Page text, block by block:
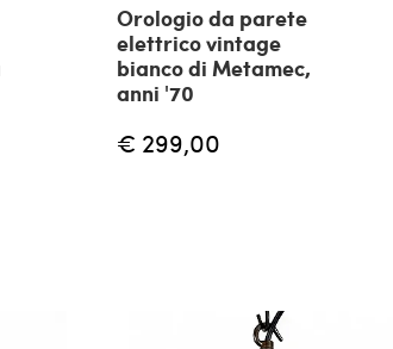
Orologio da parete
elettrico vintage
bianco di Metamec,
anni '70
€ 299,00